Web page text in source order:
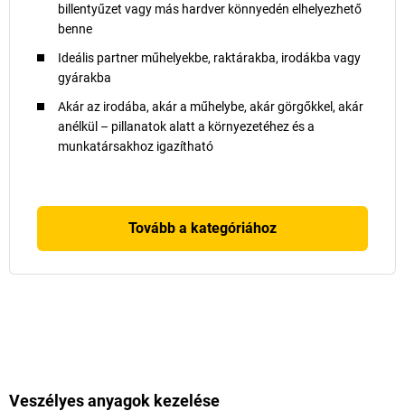
billentyűzet vagy más hardver könnyedén elhelyezhető
benne
Ideális partner műhelyekbe, raktárakba, irodákba vagy
gyárakba
Akár az irodába, akár a műhelybe, akár görgőkkel, akár
anélkül – pillanatok alatt a környezetéhez és a
munkatársakhoz igazítható
Tovább a kategóriához
Veszélyes anyagok kezelése